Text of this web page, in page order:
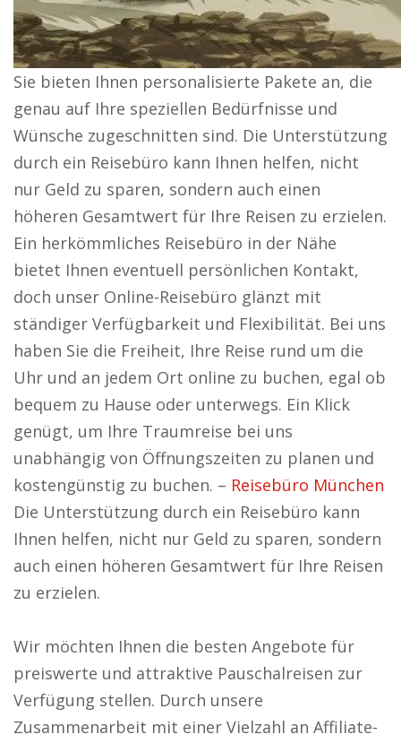
Sie bieten Ihnen personalisierte Pakete an, die
genau auf Ihre speziellen Bedürfnisse und
Wünsche zugeschnitten sind. Die Unterstützung
durch ein Reisebüro kann Ihnen helfen, nicht
nur Geld zu sparen, sondern auch einen
höheren Gesamtwert für Ihre Reisen zu erzielen.
Ein herkömmliches Reisebüro in der Nähe
bietet Ihnen eventuell persönlichen Kontakt,
doch unser Online-Reisebüro glänzt mit
ständiger Verfügbarkeit und Flexibilität. Bei uns
haben Sie die Freiheit, Ihre Reise rund um die
Uhr und an jedem Ort online zu buchen, egal ob
bequem zu Hause oder unterwegs. Ein Klick
genügt, um Ihre Traumreise bei uns
unabhängig von Öffnungszeiten zu planen und
kostengünstig zu buchen. – Reisebüro München
Die Unterstützung durch ein Reisebüro kann
Ihnen helfen, nicht nur Geld zu sparen, sondern
auch einen höheren Gesamtwert für Ihre Reisen
zu erzielen.
Wir möchten Ihnen die besten Angebote für
preiswerte und attraktive Pauschalreisen zur
Verfügung stellen. Durch unsere
Zusammenarbeit mit einer Vielzahl an Affiliate-